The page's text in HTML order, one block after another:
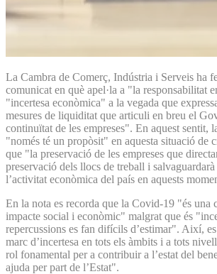
La Cambra de Comerç, Indústria i Serveis ha
comunicat en què apel·la a "la responsabilitat
"incertesa econòmica" a la vegada que
mesures de liquiditat que articuli en breu el
continuïtat de les empreses". En aquest sentit,
"només té un propòsit" en aquesta situació de
que "la preservació de les empreses que
preservació dels llocs de treball i
l’activitat econòmica del país en aquests
En la nota es recorda que la Covid-19 "és una
impacte social i econòmic" malgrat que és
repercussions es fan difícils d’estimar". Així,
marc d’incertesa en tots els àmbits i a tots
rol fonamental per a contribuir a l’estat del
ajuda per part de l’Estat".